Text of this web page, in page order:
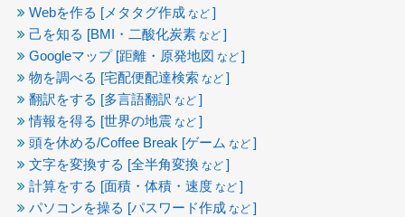
Webを作る [メタタグ作成 など ]
己を知る [BMI・二酸化炭素 など ]
Googleマップ [距離・原発地図 など ]
物を調べる [宅配便配達検索 など ]
翻訳をする [多言語翻訳 など ]
情報を得る [世界の地震 など ]
頭を休める/Coffee Break [ゲーム など ]
文字を変換する [全半角変換 など ]
計算をする [面積・体積・速度 など ]
パソコンを操る [パスワード作成 など ]